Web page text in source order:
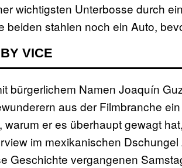
wichtigsten Unterbosse durch
beiden stahlen noch ein Auto,
VICE
bürgerlichem Namen Joaquín
aus der Filmbranche
warum er es überhaupt gewagt
im mexikanischen Dschungel
Geschichte vergangenen